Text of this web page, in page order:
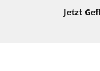
Jetzt